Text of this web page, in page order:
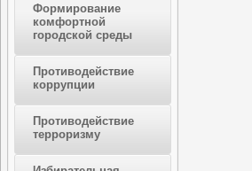
Формирование
комфортной
городской среды
Противодействие
коррупции
Противодействие
терроризму